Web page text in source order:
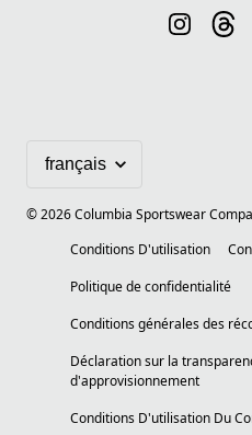
©2026Columbia Sportswear
Conditions D'utilisation
Politique de confidentialité
Conditions générales des
Déclaration sur la
d'approvisionnement
Conditions D'utilisation Du